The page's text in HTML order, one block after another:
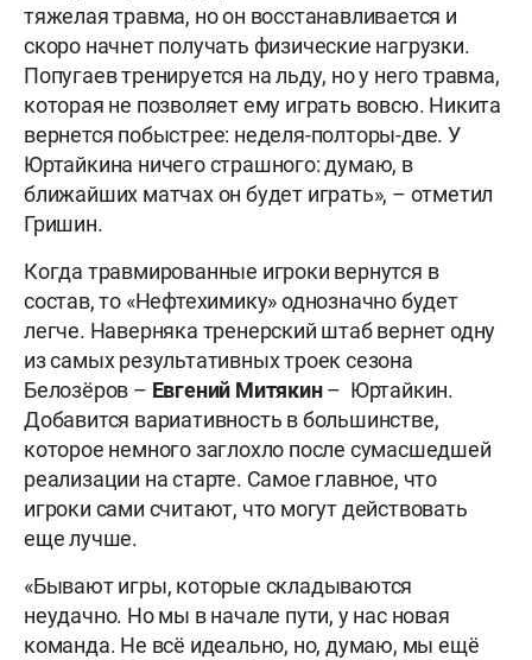
тяжелая травма, но он восстанавливается и
скоро начнет получать физические нагрузки.
Попугаев тренируется на льду, но у него травма,
которая не позволяет ему играть вовсю. Никита
вернется побыстрее: неделя-полторы-две. У
Юртайкина ничего страшного: думаю, в
ближайших матчах он будет играть», – отметил
Гришин.
Когда травмированные игроки вернутся в
состав, то «Нефтехимику» однозначно будет
легче. Наверняка тренерский штаб вернет одну
из самых результативных троек сезона
Белозёров – Евгений Митякин– Юртайкин.
Добавится вариативность в большинстве,
которое немного заглохло после сумасшедшей
реализации на старте. Самое главное, что
игроки сами считают, что могут действовать
еще лучше.
«Бывают игры, которые складываются
неудачно. Но мы в начале пути, у нас новая
команда. Не всё идеально, но, думаю, мы ещё